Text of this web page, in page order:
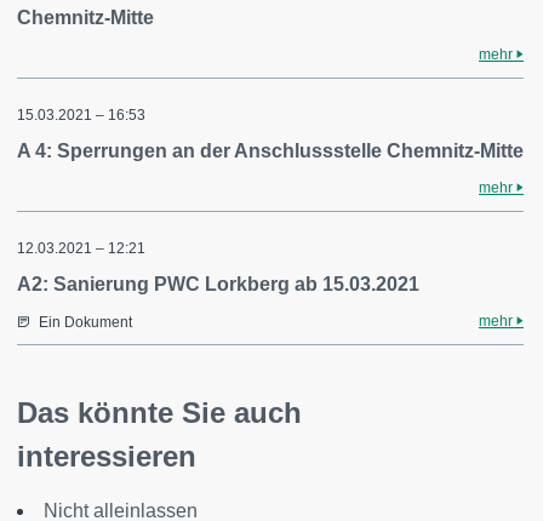
Chemnitz-Mitte
mehr
15.03.2021 – 16:53
A 4: Sperrungen an der Anschlussstelle Chemnitz-Mitte
mehr
12.03.2021 – 12:21
A2: Sanierung PWC Lorkberg ab 15.03.2021
Ein Dokument mehr
Das könnte Sie auch
interessieren
Nicht alleinlassen